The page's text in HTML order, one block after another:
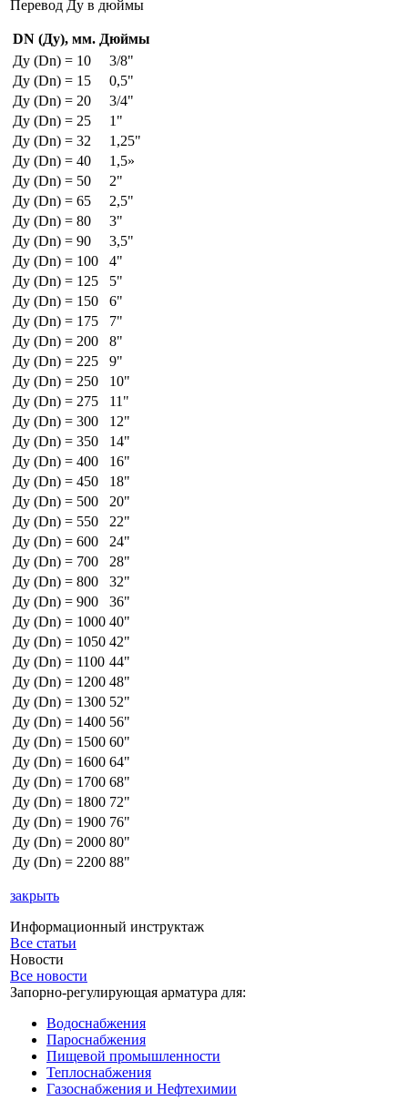
Перевод Ду в дюймы
DN (Ду), мм. Дюймы
Ду (Dn) = 10
3/8"
Ду (Dn) = 15
0,5"
Ду (Dn) = 20
3/4"
Ду (Dn) = 25
1"
Ду (Dn) = 32
1,25"
Ду (Dn) = 40
1,5»
Ду (Dn) = 50
2"
Ду (Dn) = 65
2,5"
Ду (Dn) = 80
3"
Ду (Dn) = 90
3,5"
Ду (Dn) = 100
4"
Ду (Dn) = 125
5"
Ду (Dn) = 150
6"
Ду (Dn) = 175
7"
Ду (Dn) = 200
8"
Ду (Dn) = 225
9"
Ду (Dn) = 250
10"
Ду (Dn) = 275
11"
Ду (Dn) = 300
12"
Ду (Dn) = 350
14"
Ду (Dn) = 400
16"
Ду (Dn) = 450
18"
Ду (Dn) = 500
20"
Ду (Dn) = 550
22"
Ду (Dn) = 600
24"
Ду (Dn) = 700
28"
Ду (Dn) = 800
32"
Ду (Dn) = 900
36"
Ду (Dn) = 1000 40"
Ду (Dn) = 1050 42"
Ду (Dn) = 1100 44"
Ду (Dn) = 1200 48"
Ду (Dn) = 1300 52"
Ду (Dn) = 1400 56"
Ду (Dn) = 1500 60"
Ду (Dn) = 1600 64"
Ду (Dn) = 1700 68"
Ду (Dn) = 1800 72"
Ду (Dn) = 1900 76"
Ду (Dn) = 2000 80"
Ду (Dn) = 2200 88"
закрыть
Информационный инструктаж
Все статьи
Новости
Все новости
Запорно-регулирующая арматура для:
Водоснабжения
Пароснабжения
Пищевой промышленности
Теплоснабжения
Газоснабжения и Нефтехимии